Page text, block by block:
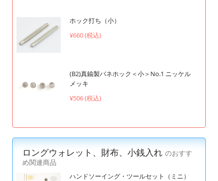
ホック打ち（小）
¥660 (税込)
(B2)真鍮製バネホック＜小＞No.1 ニッケル
メッキ
¥506 (税込)
ロングウォレット、財布、小銭入れ のおすす
め関連商品
ハンドソーイング・ツールセット（ミニ）